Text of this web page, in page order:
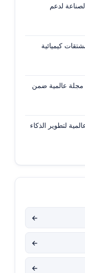
لدعم
كيميائية
عالمية ضمن
لتطوير الذكاء
←
←
←